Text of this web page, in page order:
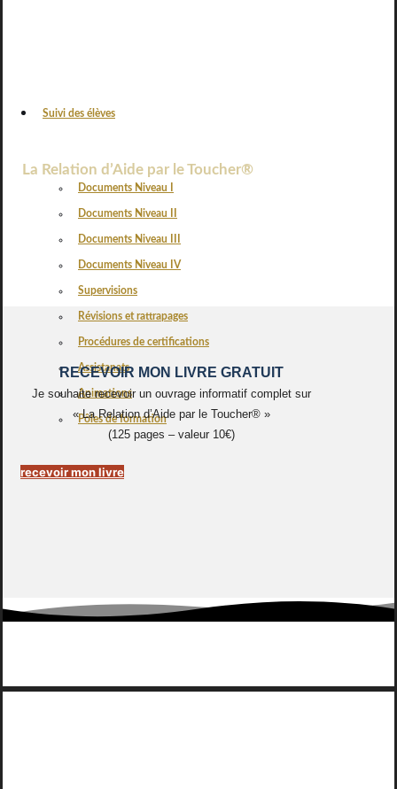
Suivi des élèves
Documents Niveau I
Documents Niveau II
Documents Niveau III
Documents Niveau IV
Supervisions
Révisions et rattrapages
Procédures de certifications
Assistanats
Animations
Pôles de formation
La Relation d’Aide par le Toucher®
RECEVOIR MON LIVRE GRATUIT
Je souhaite recevoir un ouvrage informatif complet sur
« La Relation d’Aide par le Toucher® »
(125 pages – valeur 10€)
recevoir mon livre